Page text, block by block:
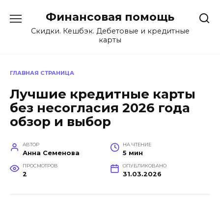
содержанию
Финансовая помощь
Скидки. Кешбэк. Дебетовые и кредитные
карты
ГЛАВНАЯ СТРАНИЦА
Лучшие кредитные карты
без несогласия 2026 года
обзор и выбор
АВТОР
Анна Семенова
НА ЧТЕНИЕ
5 мин
ПРОСМОТРОВ
2
ОПУБЛИКОВАНО
31.03.2026